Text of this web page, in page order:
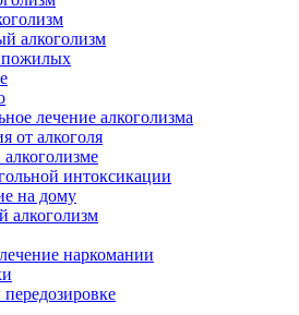
алкоголизм
пожилых
лечение алкоголизма
от алкоголя
интоксикации
на дому
алкоголизм
наркомании